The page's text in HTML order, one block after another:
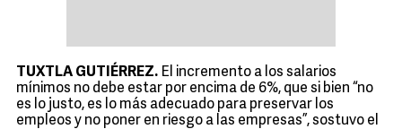
TUXTLA GUTIÉRREZ. El incremento a los salarios
mínimos no debe estar por encima de 6%, que si bien “no
es lo justo, es lo más adecuado para preservar los
empleos y no poner en riesgo a las empresas”, sostuvo el